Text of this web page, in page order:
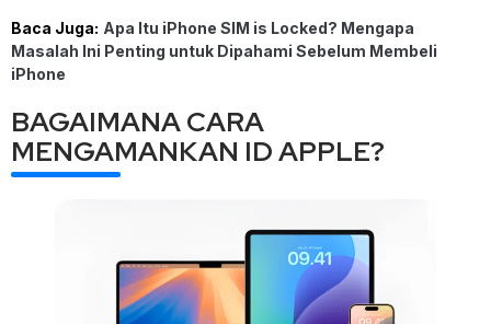
Baca Juga: Apa Itu iPhone SIM is Locked? Mengapa
Masalah Ini Penting untuk Dipahami Sebelum Membeli
iPhone
BAGAIMANA CARA
MENGAMANKAN ID APPLE?